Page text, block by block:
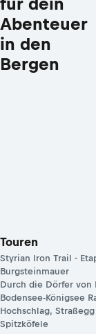
Abenteuer
in den
Bergen
Touren
Styrian Iron Trail -
Burgsteinmauer
Durch die Dörfer von
Bodensee-Königsee
Hochschlag, Straßegg
Spitzköfele